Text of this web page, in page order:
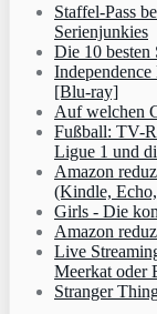
Staffel-Pass
Serienjunkies
Die 10
[Blu-ray]
Auf welchen
Fußball: TV-
Ligue 1 und
Amazon
(Kindle,
Girls - Die
Amazon
Live
Meerkat oder
Stranger